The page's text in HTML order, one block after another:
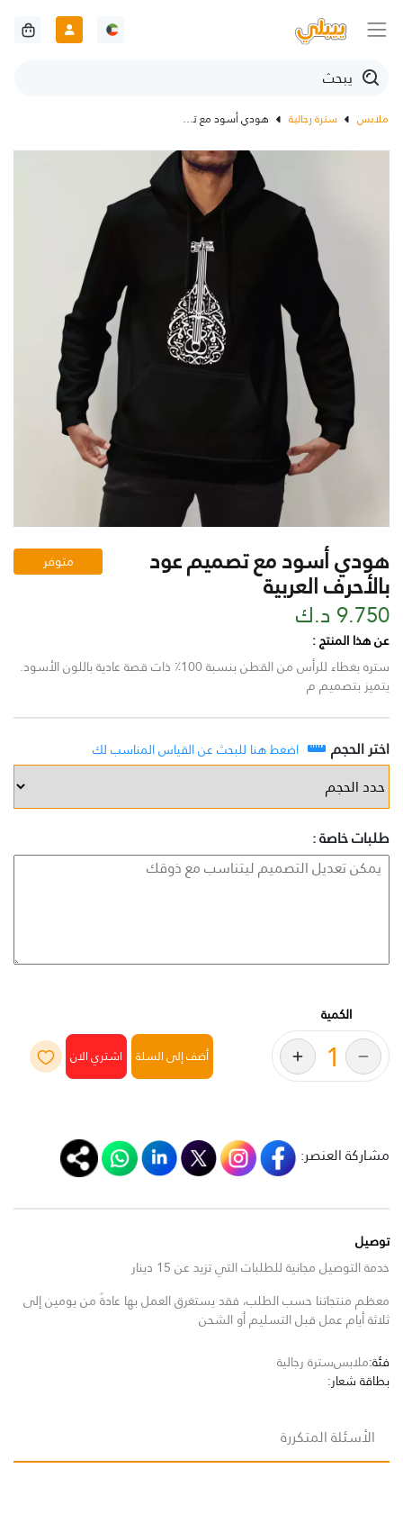
ملابس سترة رجالية هودي أسود مع تصميم عود بالأحرف العربية
هودي أسود مع تصميم عود
بالأحرف العربية
متوفر
9.750 د.ك
عن هذا المنتج :
ستره بغطاء للرأس من القطن بنسبة 100٪ ذات قصة عادية باللون الأسود.
يتميز بتصميم م
اختر الحجم اضغط هنا للبحث عن القياس المناسب لك
طلبات خاصة :
الكمية
أضف إلى السلة
مشاركة العنصر:
توصيل
خدمة التوصيل مجانية للطلبات التي تزيد عن 15 دينار
معظم منتجاتنا حسب الطلب، فقد يستغرق العمل بها عادةً من يومين إلى
ثلاثة أيام عمل قبل التسليم أو الشحن
فئة:ملابسسترة رجالية
بطاقة شعار:
الأسئلة المتكررة